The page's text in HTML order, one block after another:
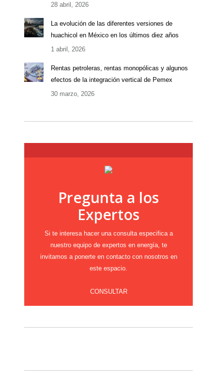
28 abril, 2026
La evolución de las diferentes versiones de
huachicol en México en los últimos diez años
1 abril, 2026
Rentas petroleras, rentas monopólicas y algunos
efectos de la integración vertical de Pemex
30 marzo, 2026
Pregunta a los
Expertos
Si te interesa hacer una consulta especifica a
nuestro equipo de expertos en energía, te
invitamos a ponerte en contacto con nosotros en
este espacio.
CONSULTAR